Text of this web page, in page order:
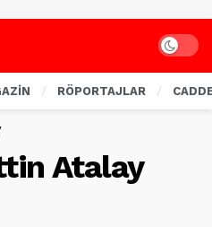
Dark
RÖPORTAJLAR
Atalay